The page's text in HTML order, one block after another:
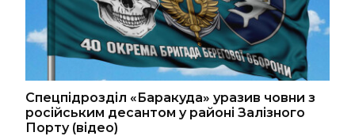
Спецпідрозділ «Баракуда» уразив човни з
російським десантом у районі Залізного
Порту (відео)